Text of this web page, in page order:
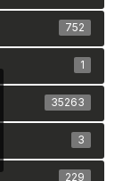
752
1
35263
3
229